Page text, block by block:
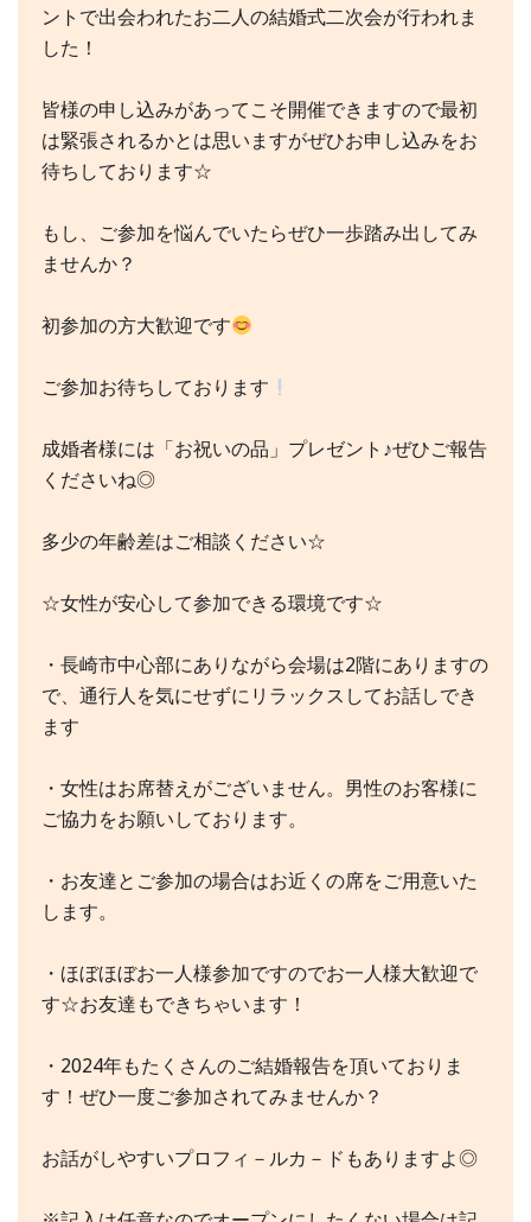
ントで出会われたお二人の結婚式二次会が行われま
した！
皆様の申し込みがあってこそ開催できますので最初
は緊張されるかとは思いますがぜひお申し込みをお
待ちしております☆
もし、ご参加を悩んでいたらぜひ一歩踏み出してみ
ませんか？
初参加の方大歓迎です
ご参加お待ちしております
成婚者様には「お祝いの品」プレゼント♪ぜひご報告
くださいね◎
多少の年齢差はご相談ください☆
☆女性が安心して参加できる環境です☆
・長崎市中心部にありながら会場は2階にありますの
で、通行人を気にせずにリラックスしてお話しでき
ます
・女性はお席替えがございません。男性のお客様に
ご協力をお願いしております。
・お友達とご参加の場合はお近くの席をご用意いた
します。
・ほぼほぼお一人様参加ですのでお一人様大歓迎で
す☆お友達もできちゃいます！
・2024年もたくさんのご結婚報告を頂いておりま
す！ぜひ一度ご参加されてみませんか？
お話がしやすいプロフィ－ルカ－ドもありますよ◎